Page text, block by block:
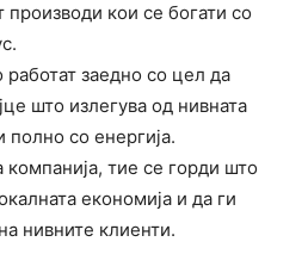
кои се богати со
заедно со цел да
што излегува од нивната
со енергија.
компанија, тие се горди што
економија и да ги
нивните клиенти.